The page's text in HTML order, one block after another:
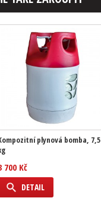
plynová bomba, 7,5
700 Kč
DETAIL